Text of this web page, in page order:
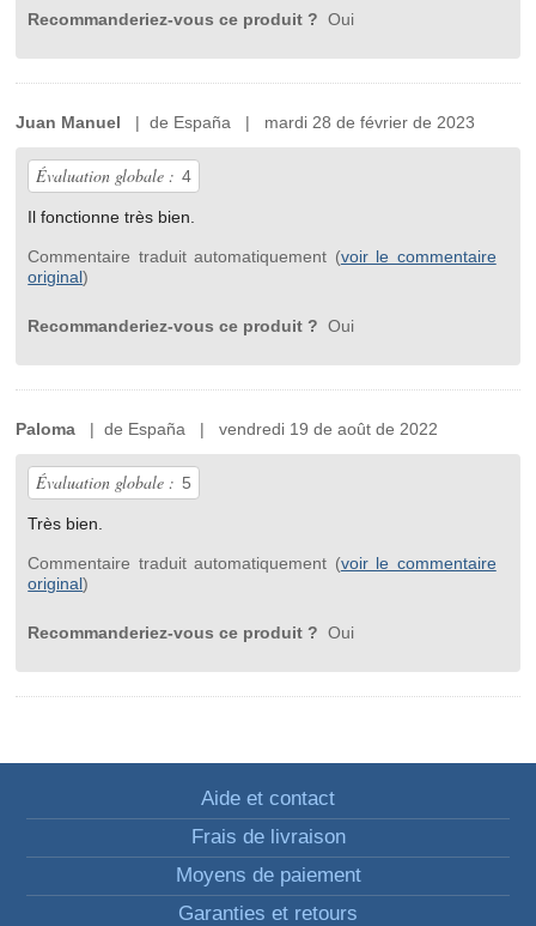
Recommanderiez-vous ce produit ? Oui
Juan Manuel | de España | mardi 28 de février de 2023
Évaluation globale : 4
Il fonctionne très bien.
Commentaire traduit automatiquement (voir le commentaire
original)
Recommanderiez-vous ce produit ? Oui
Paloma | de España | vendredi 19 de août de 2022
Évaluation globale : 5
Très bien.
Commentaire traduit automatiquement (voir le commentaire
original)
Recommanderiez-vous ce produit ? Oui
Aide et contact
Frais de livraison
Moyens de paiement
Garanties et retours